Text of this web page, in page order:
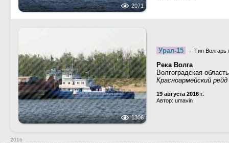
2071
1306
Урал-15 · Тип Волгарь
Река Волга
Волгоградская
Красноармейский рейд
19 августа 2016 г.
Автор: umavin
2016